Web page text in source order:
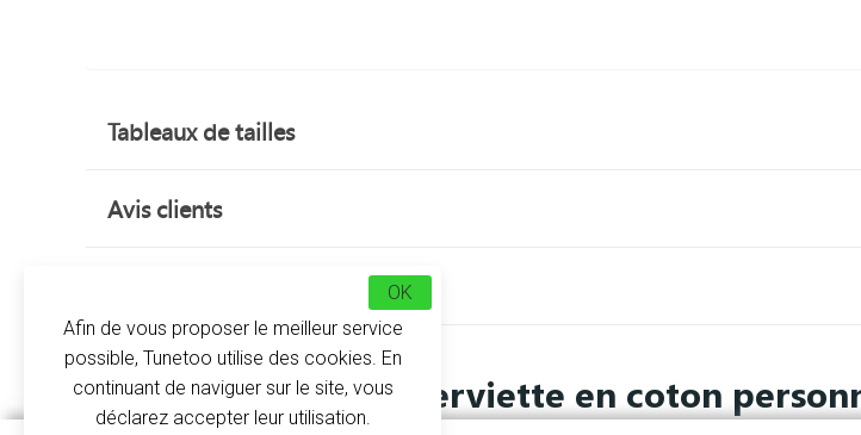
Tableaux de tailles
Avis clients
Serviette en coton
Afin de vous proposer le meilleur service
possible, Tunetoo utilise des cookies. En
continuant de naviguer sur le site, vous
déclarez accepter leur utilisation.
OK